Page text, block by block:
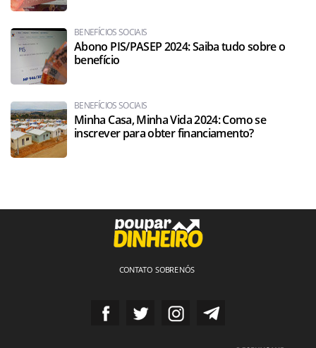
BENEFÍCIOS SOCIAIS
Abono PIS/PASEP 2024: Saiba tudo sobre o
benefício
BENEFÍCIOS SOCIAIS
Minha Casa, Minha Vida 2024: Como se
inscrever para obter financiamento?
CONTATO SOBRE NÓS